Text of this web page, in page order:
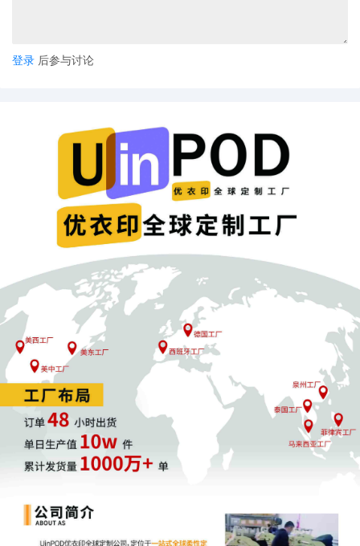
提供具体案件编号
立即暂停店铺所有产品销售
避免新增冻结资金
确认侵权产品和具体侵权点
解决方案选择
1. 和解方案
适合冻结资金较少的账户
通过支付和解金快速解决
可组团谈判降低成本和律师费
和解流程
联系原告律师表达和解意愿
签订正式和解协议
申请法院解除TRO
登录 后参与讨论